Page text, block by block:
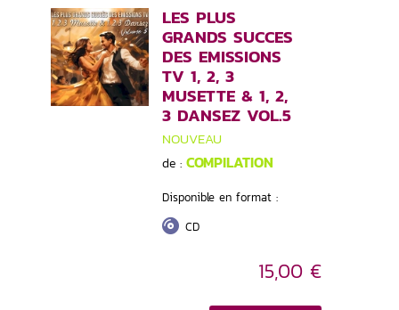
LES PLUS
GRANDS SUCCES
DES EMISSIONS
TV 1, 2, 3
MUSETTE & 1, 2,
3 DANSEZ VOL.5
NOUVEAU
de : COMPILATION
Disponible en format :
CD
15,00 €